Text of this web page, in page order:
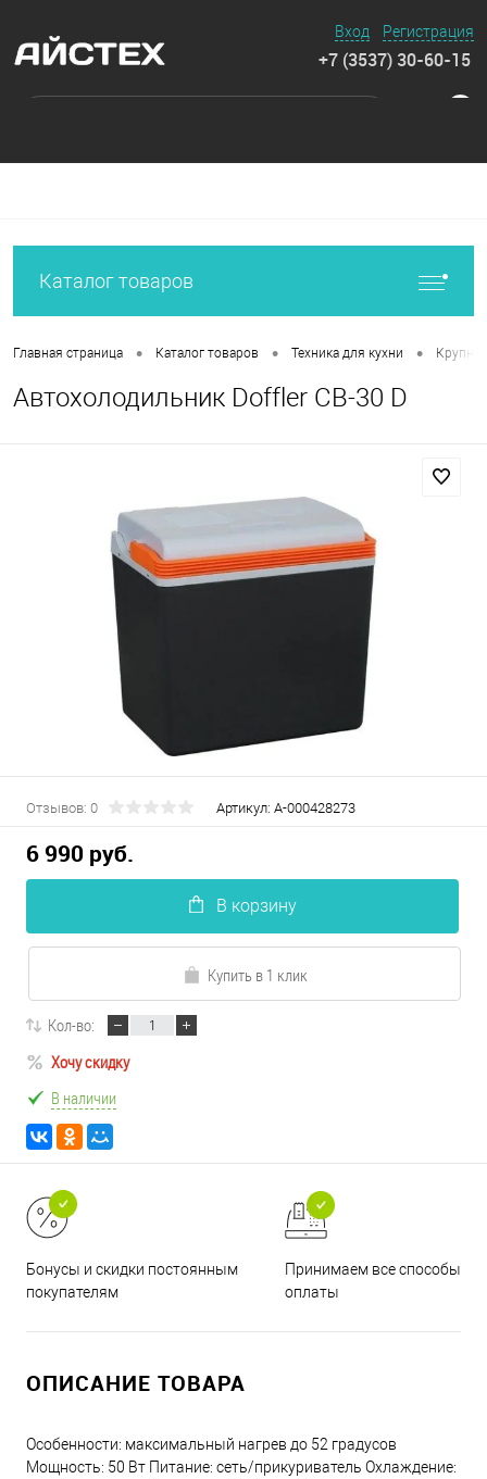
Вход Регистрация
+7 (3537) 30-60-15
Каталог товаров
Главная страница • Каталог товаров • Техника для кухни •
Автохолодильник Doffler CB-30 D
Отзывов: 0 Артикул: А-000428273
6 990 руб.
В корзину
Купить в 1 клик
Кол-во:
Хочу скидку
В наличии
Бонусы и скидки постоянным
покупателям
Принимаем все способы
оплаты
ОПИСАНИЕ ТОВАРА
Особенности: максимальный нагрев до 52 градусов
Мощность: 50 Вт Питание: сеть/прикуриватель Охлаждение: